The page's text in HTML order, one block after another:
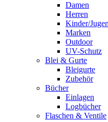
Damen
Herren
Kinder/
Marken
Outdoor
UV-Schutz
Blei & Gurte
Bleigurte
Zubehör
Bücher
Einlagen
Logbücher
Flaschen & Ventile